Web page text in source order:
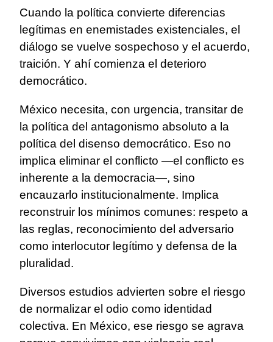
Cuando la política convierte diferencias
legítimas en enemistades existenciales, el
diálogo se vuelve sospechoso y el acuerdo,
traición. Y ahí comienza el deterioro
democrático.
México necesita, con urgencia, transitar de
la política del antagonismo absoluto a la
política del disenso democrático. Eso no
implica eliminar el conflicto —el conflicto es
inherente a la democracia—, sino
encauzarlo institucionalmente. Implica
reconstruir los mínimos comunes: respeto a
las reglas, reconocimiento del adversario
como interlocutor legítimo y defensa de la
pluralidad.
Diversos estudios advierten sobre el riesgo
de normalizar el odio como identidad
colectiva. En México, ese riesgo se agrava